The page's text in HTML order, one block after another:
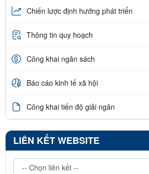
Chiến lược định hướng phát triển
Thông tin quy hoạch
Công khai ngân sách
Báo cáo kinh tế xã hội
Công khai tiến độ giải ngân
LIÊN KẾT WEBSITE